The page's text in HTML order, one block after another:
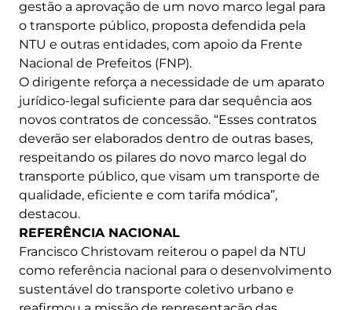
gestão a aprovação de um novo marco legal para
o transporte público, proposta defendida pela
NTU e outras entidades, com apoio da Frente
Nacional de Prefeitos (FNP).
O dirigente reforça a necessidade de um aparato
jurídico-legal suficiente para dar sequência aos
novos contratos de concessão. “Esses contratos
deverão ser elaborados dentro de outras bases,
respeitando os pilares do novo marco legal do
transporte público, que visam um transporte de
qualidade, eficiente e com tarifa módica”,
destacou.
REFERÊNCIA NACIONAL
Francisco Christovam reiterou o papel da NTU
como referência nacional para o desenvolvimento
sustentável do transporte coletivo urbano e